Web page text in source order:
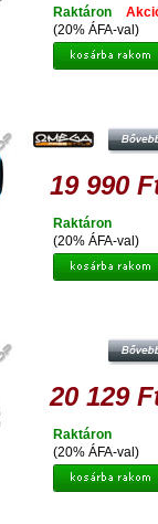
(20% ÁFA-val)
Raktáron
19 990
(20% ÁFA-val)
Raktáron
20 129
(20% ÁFA-val)
Raktáron